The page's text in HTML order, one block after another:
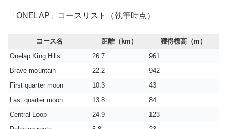
「ONELAP」コースリスト（執筆時点）
コース名 距離（km）
獲得標高（m）
Onelap King Hills
26.7
961
Brave mountain
22.2
942
First quarter moon
10.3
43
Last quarter moon
13.8
84
Central Loop
24.9
123